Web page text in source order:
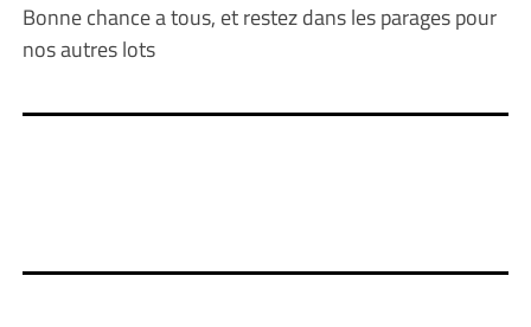
Bonne chance a tous, et restez dans les parages pour
nos autres lots